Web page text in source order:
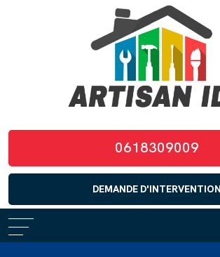
0618309009
DEMANDE D'INTERVENTION